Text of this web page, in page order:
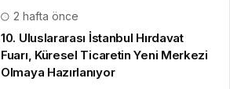
2 hafta önce
10. Uluslararası İstanbul Hırdavat
Fuarı, Küresel Ticaretin Yeni Merkezi
Olmaya Hazırlanıyor